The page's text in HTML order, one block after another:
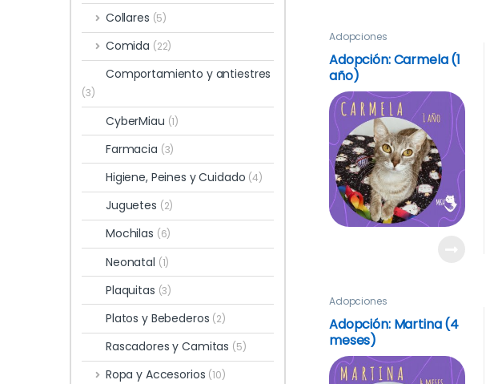
Adopciones
Adopción: Carmela (1
año)
Adopciones
Adopción: Martina (4
meses)
Collares (5)
Comida (22)
Comportamiento y antiestres
(3)
CyberMiau (1)
Farmacia (3)
Higiene, Peines y Cuidado (4)
Juguetes (2)
Mochilas (6)
Neonatal (1)
Plaquitas (3)
Platos y Bebederos (2)
Rascadores y Camitas (5)
Ropa y Accesorios (10)